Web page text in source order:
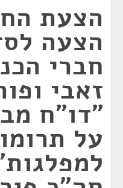
הצעת
הצעה
חברי
זאבי
"דו"ח
על